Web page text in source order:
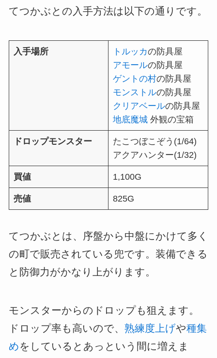
てつかぶとの入手方法は以下の通りです。
入手場所 トルッカの防具屋
アモールの防具屋
ゲントの村の防具屋
モンストルの防具屋
クリアベールの防具屋
地底魔城外観の宝箱
ドロップモンスター
たこつぼこぞう(1/64)
アクアハンター(1/32)
買値 1,100G
売値 825G
てつかぶとは、序盤から中盤にかけて多く
の町で販売されている兜です。装備できる
と防御力がかなり上がります。
モンスターからのドロップも狙えます。
ドロップ率も高いので、 熟練度上げや種集
めをしているとあっという間に増えま